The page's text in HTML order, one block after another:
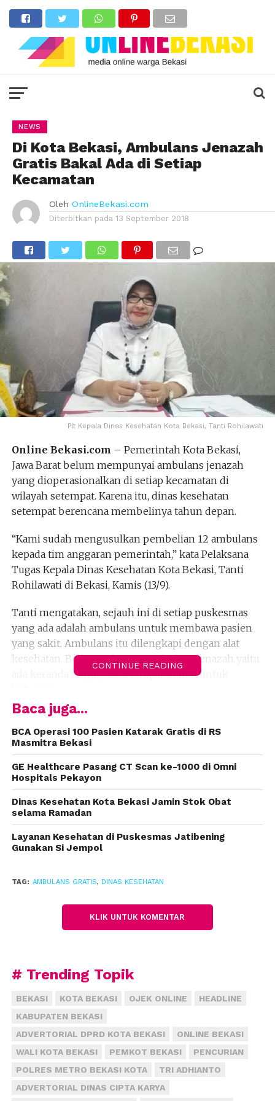
NEWS
Di Kota Bekasi, Ambulans Jenazah
Gratis Bakal Ada di Setiap
Kecamatan
Oleh OnlineBekasi.com
Diterbitkan pada 13 September 2018
Plt Kepala Dinas Kesehatan Kota Bekasi, Tanti Rohilawati
Online Bekasi.com – Pemerintah Kota Bekasi,
Jawa Barat belum mempunyai ambulans jenazah
yang dioperasionalkan di setiap kecamatan di
wilayah setempat. Karena itu, dinas kesehatan
setempat berencana membelinya tahun depan.
“Kami sudah mengusulkan pembelian 12 ambulans
kepada tim anggaran pemerintah,” kata Pelaksana
Tugas Kepala Dinas Kesehatan Kota Bekasi, Tanti
Rohilawati di Bekasi, Kamis (13/9).
Tanti mengatakan, sejauh ini di setiap puskesmas
yang ada adalah ambulans untuk membawa pasien
yang sakit. Ambulans itu dilengkapi dengan alat
kesehatan. Bedanya dengan ambulans jenazah yaitu
ada keranda mayat, serta tempat duduk untuk
“Dalam musyawarah rencana pembangunan
(musrenbang), banyak masyarakat yang usul, karena
cukup dibutuhkan,” kata Tanti.
Menurut Tanti, jika melihat luas gerografis wilayah
kecamatan, maka idealnya ambulans jenazah ada di
setiap kelurahan. Karena itu, pengadaan ambulans
bertahap. Total jumlah kelurahan di Kota Bekasi
mencapai 56.
Ia mengatakan, adanya ambulans jenazah di
ambulans ilegal yang mematok biaya besar. Soalnya,
pemerintah telah mengeluarkan Kartu Sehat yang
“Berobatnya gratis, ambulansnya juga harus gratis,”
(fiz)
CONTINUE READING
Baca juga...
BCA Operasi 100 Pasien Katarak Gratis di RS
Masmitra Bekasi
GE Healthcare Pasang CT Scan ke-1000 di Omni
Hospitals Pekayon
Dinas Kesehatan Kota Bekasi Jamin Stok Obat
selama Ramadan
Layanan Kesehatan di Puskesmas Jatibening
Gunakan Si Jempol
TAG: AMBULANS GRATIS, DINAS KESEHATAN
KLIK UNTUK KOMENTAR
# Trending Topik
BEKASI KOTA BEKASI OJEK ONLINE
HEADLINE
KABUPATEN BEKASI
ADVERTORIAL DPRD KOTA BEKASI
ONLINE BEKASI
WALI KOTA BEKASI
PEMKOT BEKASI
PENCURIAN
POLRES METRO BEKASI KOTA
TRI ADHIANTO
ADVERTORIAL DINAS CIPTA KARYA